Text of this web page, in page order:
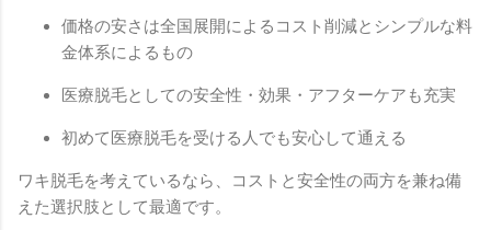
価格の安さは全国展開によるコスト削減とシンプルな料
金体系によるもの
医療脱毛としての安全性・効果・アフターケアも充実
初めて医療脱毛を受ける人でも安心して通える
ワキ脱毛を考えているなら、コストと安全性の両方を兼ね備
えた選択肢として最適です。